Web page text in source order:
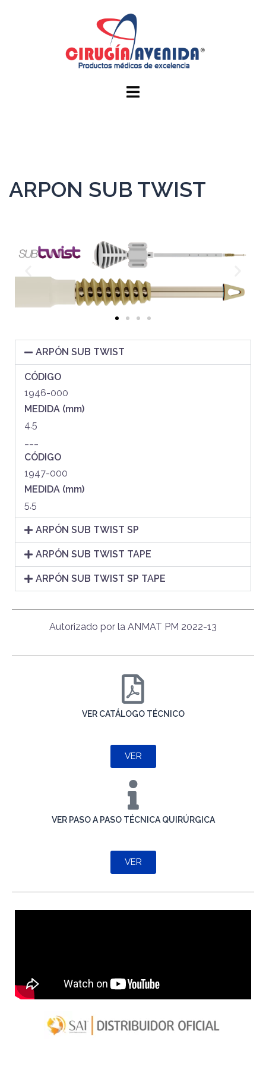
ARPON SUB TWIST
ARPÓN SUB TWIST
CÓDIGO
1946-000
MEDIDA (mm)
4.5
CÓDIGO
1947-000
MEDIDA (mm)
5.5
ARPÓN SUB TWIST SP
ARPÓN SUB TWIST TAPE
ARPÓN SUB TWIST SP TAPE
Autorizado por la ANMAT PM 2022-13
VER CATÁLOGO TÉCNICO
VER
VER PASO A PASO TÉCNICA QUIRÚRGICA
VER